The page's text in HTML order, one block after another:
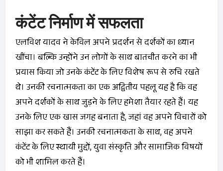
कंटेंट निर्माण में सफलता
एलविश यादव ने केविल अपने प्रदर्शन से दर्शकों का ध्यान
खींचा। बल्कि उन्होंने उन लोगों के साथ बातचीत करने का भी
प्रयास किया जो उनके कंटेंट के लिए विशेष रूप से रुचि रखते
थे। उनकी रचनात्मकता का एक अद्वितीय पहलू यह है कि वह
अपने दर्शकों के साथ जुड़ने के लिए हमेशा तैयार रहते हैं। यह
उनके लिए एक खास जगह बनाता है, जहां वह अपने विचारों को
साझा कर सकते हैं। उनकी रचनात्मकता के साथ, वह अपने
कंटेंट के लिए स्थायी मुद्दों, युवा संस्कृति और सामाजिक विषयों
को भी शामिल करते हैं।